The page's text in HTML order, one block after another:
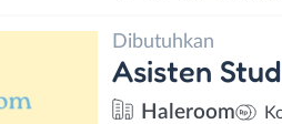
Dibutuhkan
Asisten
Haleroom